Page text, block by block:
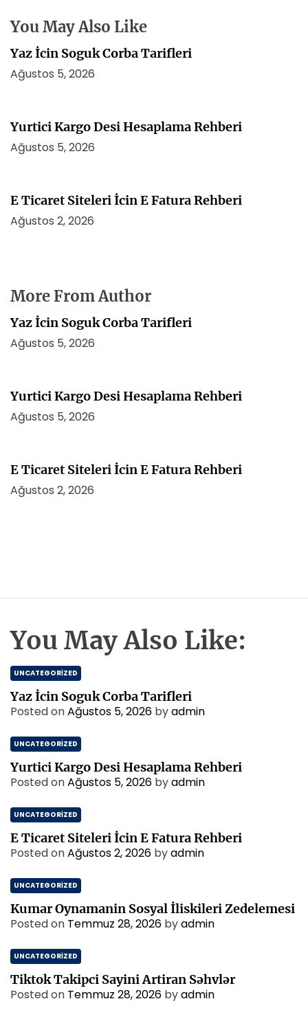
s
i
You May Also Like
Yaz İcin Soguk Corba Tarifleri
Ağustos 5, 2026
Yurtici Kargo Desi Hesaplama Rehberi
Ağustos 5, 2026
E Ticaret Siteleri İcin E Fatura Rehberi
Ağustos 2, 2026
More From Author
Yaz İcin Soguk Corba Tarifleri
Ağustos 5, 2026
Yurtici Kargo Desi Hesaplama Rehberi
Ağustos 5, 2026
E Ticaret Siteleri İcin E Fatura Rehberi
Ağustos 2, 2026
You May Also Like:
UNCATEGORIZED
Yaz İcin Soguk Corba Tarifleri
Posted onAğustos 5, 2026 byadmin
UNCATEGORIZED
Yurtici Kargo Desi Hesaplama Rehberi
Posted onAğustos 5, 2026 byadmin
UNCATEGORIZED
E Ticaret Siteleri İcin E Fatura Rehberi
Posted onAğustos 2, 2026 byadmin
UNCATEGORIZED
Kumar Oynamanin Sosyal İliskileri Zedelemesi
Posted on Temmuz 28, 2026 byadmin
UNCATEGORIZED
Tiktok Takipci Sayini Artiran Səhvlər
Posted on Temmuz 28, 2026 byadmin